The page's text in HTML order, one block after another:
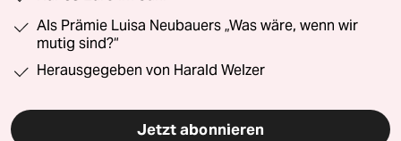
Als Prämie Luisa Neubauers „Was wäre, wenn wir
mutig sind?“
Herausgegeben von Harald Welzer
Jetzt abonnieren